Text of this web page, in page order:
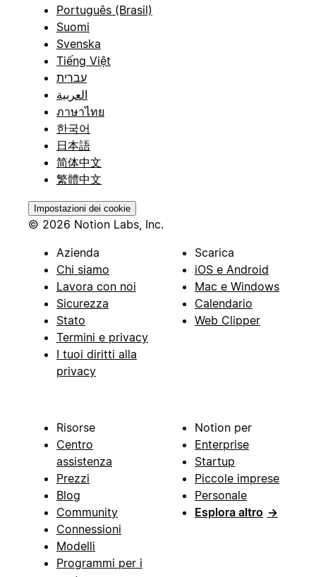
Português (Brasil)
Suomi
Svenska
Tiếng Việt
עברית
العربية
ภาษาไทย
한국어
日本語
简体中文
繁體中文
Impostazioni dei cookie
© 2026 Notion Labs, Inc.
Azienda
Chi siamo
Lavora con noi
Sicurezza
Stato
Termini e privacy
I tuoi diritti alla
privacy
Scarica
iOS e Android
Mac e Windows
Calendario
Web Clipper
Risorse
Centro
assistenza
Prezzi
Blog
Community
Connessioni
Modelli
Programmi per i
Notion per
Enterprise
Startup
Piccole imprese
Personale
Esplora altro →